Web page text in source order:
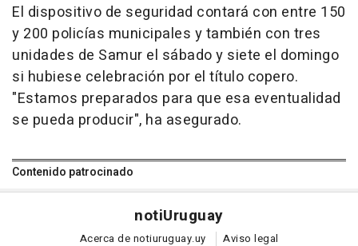
El dispositivo de seguridad contará con entre 150
y 200 policías municipales y también con tres
unidades de Samur el sábado y siete el domingo
si hubiese celebración por el título copero.
"Estamos preparados para que esa eventualidad
se pueda producir", ha asegurado.
Contenido patrocinado
notiUruguay
Acerca de notiuruguay.uy
Aviso legal